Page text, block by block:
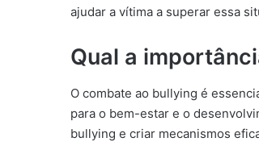
ajudar a vítima a superar essa
Qual a
O combate ao bullying é
para o bem-estar e o
bullying e criar mecanismos